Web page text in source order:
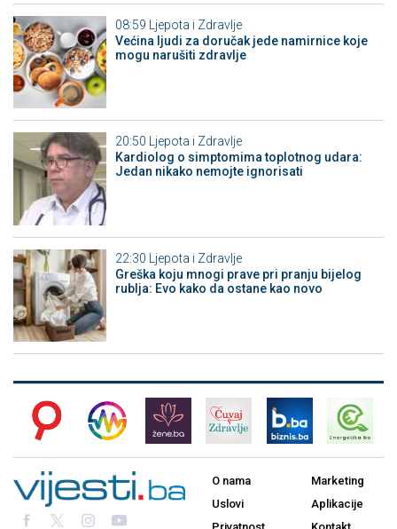
08:59 Ljepota i Zdravlje
Većina ljudi za doručak jede namirnice koje
mogu narušiti zdravlje
20:50
Ljepota i Zdravlje
Kardiolog o simptomima toplotnog udara:
Jedan nikako nemojte ignorisati
22:30 Ljepota i Zdravlje
Greška koju mnogi prave pri pranju bijelog
rublja: Evo kako da ostane kao novo
O nama
Uslovi
Marketing
Aplikacije